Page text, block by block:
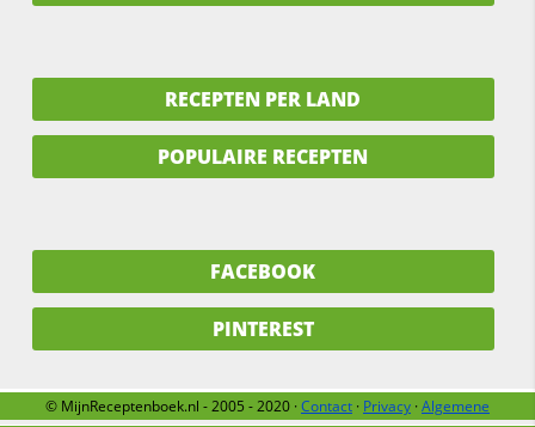
RECEPTEN PER LAND
POPULAIRE RECEPTEN
FACEBOOK
PINTEREST
© MijnReceptenboek.nl - 2005 - 2020 ·Contact · Privacy ·Algemene